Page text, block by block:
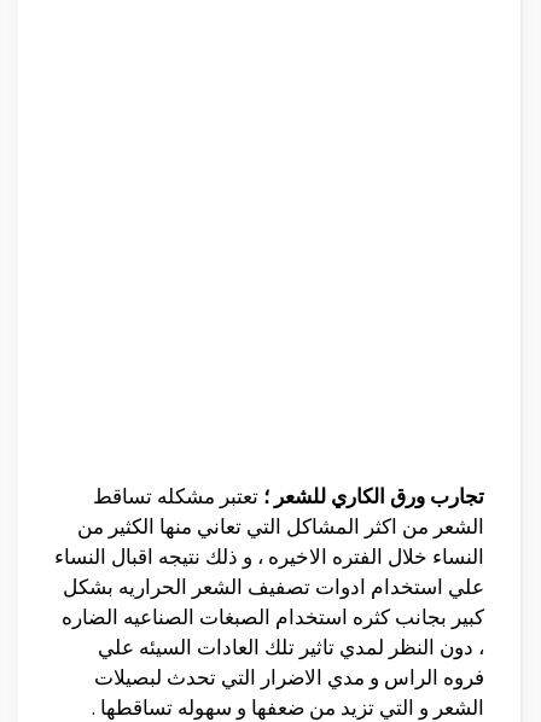
تجارب ورق الكاري للشعر ؛ تعتبر مشكله تساقط
الشعر من اكثر المشاكل التي تعاني منها الكثير من
النساء خلال الفتره الاخيره ، و ذلك نتيجه اقبال النساء
علي استخدام ادوات تصفيف الشعر الحراريه بشكل
كبير بجانب كثره استخدام الصبغات الصناعيه الضاره
، دون النظر لمدي تاثير تلك العادات السيئه علي
فروه الراس و مدي الاضرار التي تحدث لبصيلات
الشعر و التي تزيد من ضعفها و سهوله تساقطها .